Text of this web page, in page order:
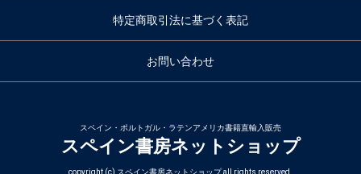
特定商取引法に基づく表記
お問い合わせ
スペイン・ポルトガル・ラテンアメリカ書籍直輸入販売
スペイン書房ネットショップ
copyright (c) スペイン書房ネットショップ all rights reserved.